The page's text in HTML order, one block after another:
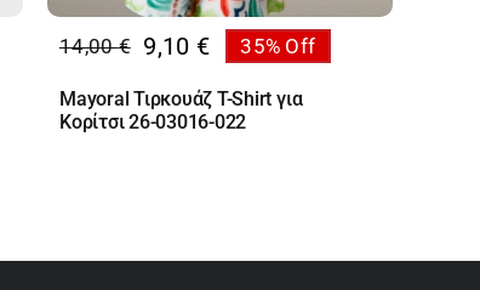
14,00€
Original
price
was:
9,10 €
Η
τρέχουσα
τιμή
35% Off
Mayoral Τιρκουάζ T-Shirt για
Κορίτσι 26-03016-022